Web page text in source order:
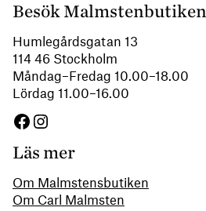
Besök Malmstenbutiken
Humlegårdsgatan 13
114 46 Stockholm
Måndag–Fredag 10.00–18.00
Lördag 11.00–16.00
Facebook
Instagram
Läs mer
Om Malmstensbutiken
Om Carl Malmsten